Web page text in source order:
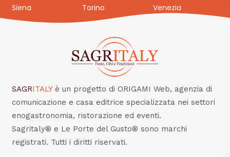
Siena
Torino Venezia
SAGRITALY è un progetto di ORIGAMI Web, agenzia di
comunicazione e casa editrice specializzata nei settori
enogastronomia, ristorazione ed eventi.
Sagritaly® e Le Porte del Gusto® sono marchi
registrati. Tutti i diritti riservati.